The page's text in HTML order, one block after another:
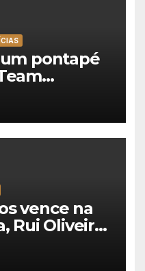
pontapé
na Volta a
vence na
Rui Oliveira
na Volta a